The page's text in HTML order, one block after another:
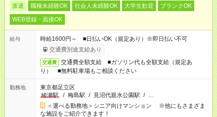
派遣 職種未経験OK 社会人未経験OK 大学生歓迎
ブランクOK
WEB登録・面接OK
給与
時給1600円～ ■日払いOK（規定あり）※即日払い不可
交通費別途支給あり
交通費
交通費全額支給 ■ガソリン代も全額支給（規定あ
り） ■無料駐車場もご相談ください
勤務地
東京都足立区
綾瀬駅
/ 梅島駅 / 見沼代親水公園駅 / …
＜選べる勤務地＞シニア向けマンション ※他にもさまざま
な施設をご紹介できます！